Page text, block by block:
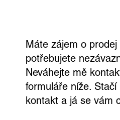
Máte zájem o
potřebujete
Neváhejte mě
formuláře níže.
kontakt a já se vám